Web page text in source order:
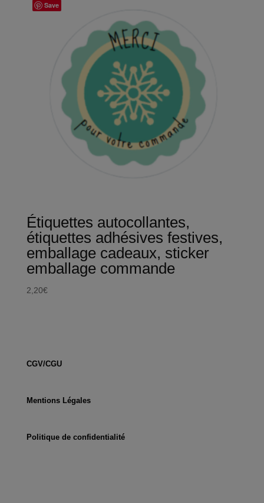
Save
Étiquettes autocollantes,
étiquettes adhésives festives,
emballage cadeaux, sticker
emballage commande
2,20€
CGV/CGU
Mentions Légales
Politique de confidentialité